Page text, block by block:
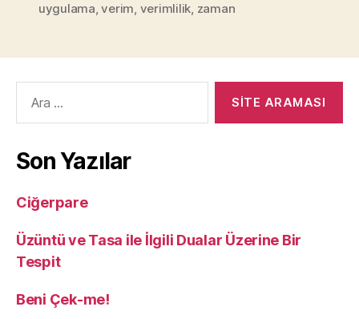
uygulama,verim, verimlilik, zaman
yap:
Son Yazılar
Ciğerpare
Üzüntü ve Tasa ile İlgili Dualar Üzerine Bir
Tespit
Beni Çek-me!